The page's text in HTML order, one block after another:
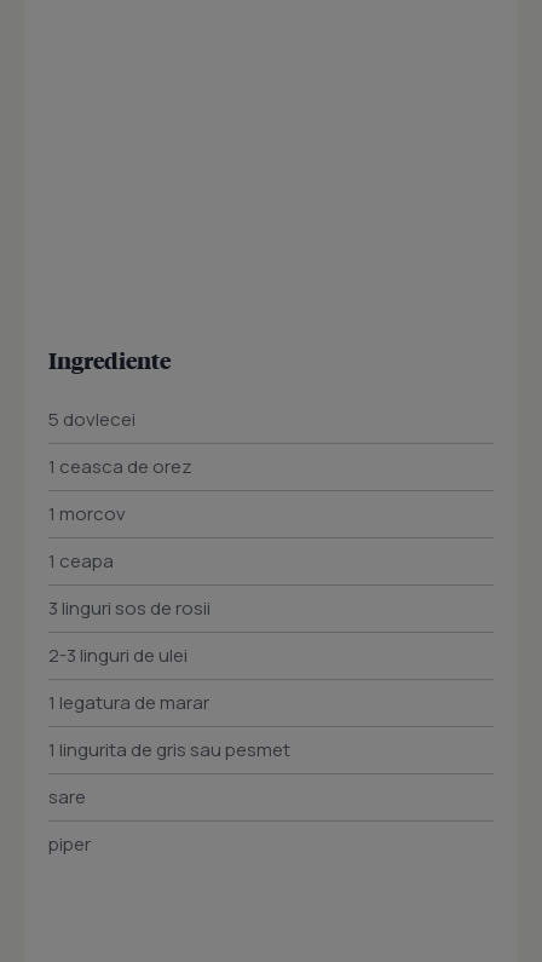
Ingrediente
5 dovlecei
1 ceasca de orez
1 morcov
1 ceapa
3 linguri sos de rosii
2-3 linguri de ulei
1 legatura de marar
1 lingurita de gris sau pesmet
sare
piper